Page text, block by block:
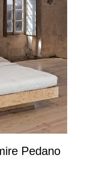
Pedano